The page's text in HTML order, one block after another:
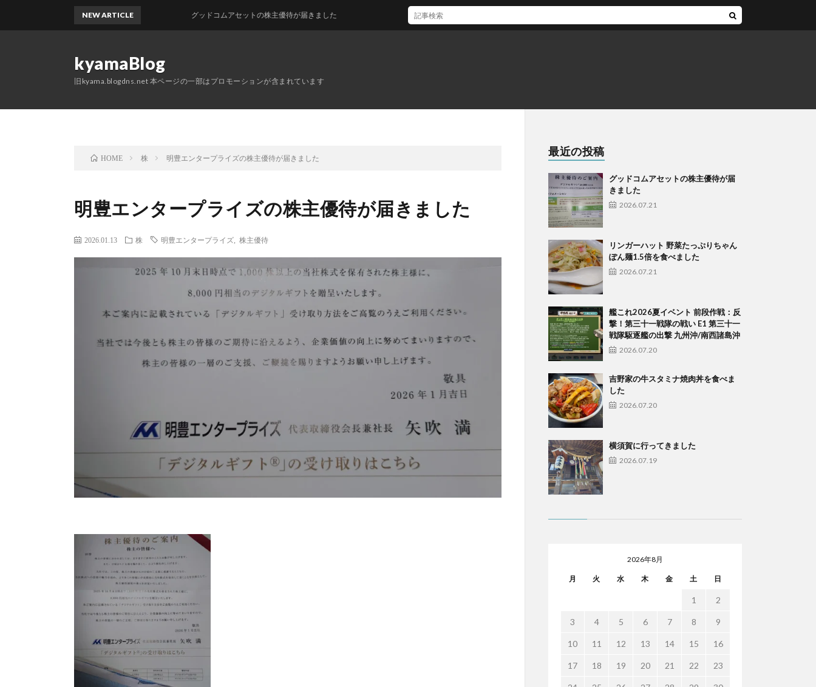
kyamaBlog
旧kyama.blogdns.net 本ページの一部はプロモーションが含まれています
NEW ARTICLE グッドコムアセットの株主優待が届きました
HOME 株 明豊エンタープライズの株主優待が届きました
明豊エンタープライズの株主優待が届きました
2026.01.13 株 明豊エンタープライズ 株主優待
最近の投稿
グッドコムアセットの株主優待が届
きました
2026.07.21
リンガーハット 野菜たっぷりちゃん
ぽん麺1.5倍を食べました
2026.07.21
艦これ2026夏イベント 前段作戦：反
撃！第三十一戦隊の戦い E1 第三十一
戦隊駆逐艦の出撃 九州沖/南西諸島沖
2026.07.20
吉野家の牛スタミナ焼肉丼を食べま
した
2026.07.20
横須賀に行ってきました
2026.07.19
2026年8月
月 火 水 木 金 土 日
1 2
3 4 5 6 7 8 9
10 11 12 13 14 15 16
17 18 19 20 21 22 23